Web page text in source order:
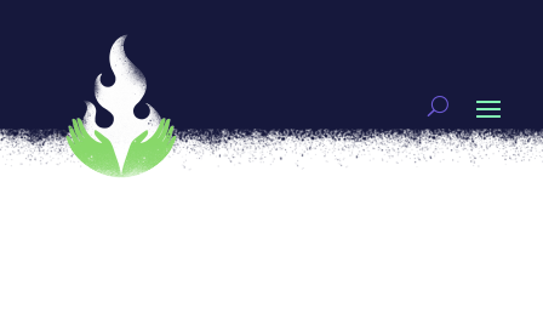
¡Vamos offline! Tenemos que hablar (parte II)
porNadine Moawad
Internet
feminista
Cinco: Construyamos centrales de medios en